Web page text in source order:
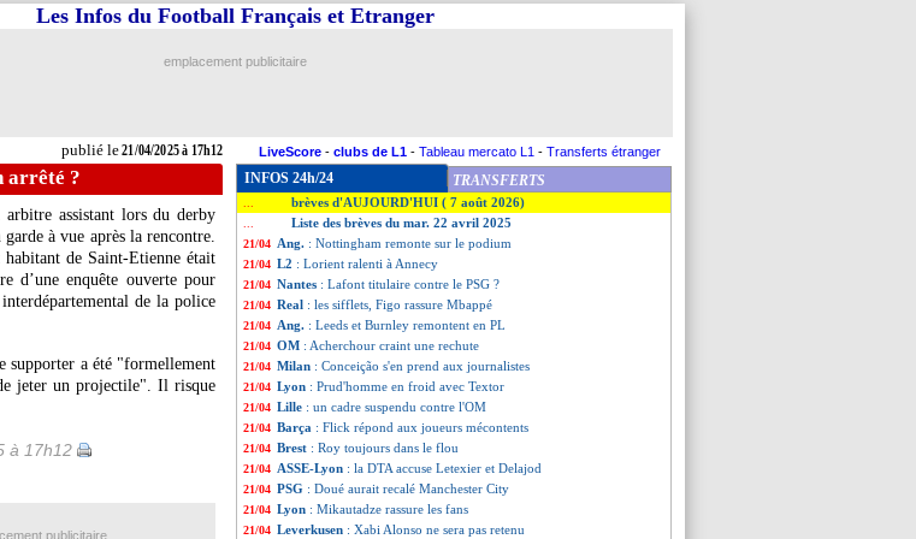
publié le21/04/2025 à 17h12
Les Infos du Football Français et Etranger
emplacement publicitaire
LiveScore - clubs de L1 - Tableau mercato L1 - Transferts étranger
arrêté ?
assistant lors du derby
à vue après la rencontre.
de Saint-Etienne était
d’une enquête ouverte pour
de la police
supporter a été "formellement
jeter un projectile". Il risque
à 17h12
INFOS 24h/24 TRANSFERTS
brèves d'AUJOURD'HUI ( 7 août 2026)
Liste des brèves du mar. 22 avril 2025
21/04 Ang. : Nottingham remonte sur le podium
21/04 L2 : Lorient ralenti à Annecy
21/04 Nantes : Lafont titulaire contre le PSG ?
21/04 Real : les sifflets, Figo rassure Mbappé
21/04 Ang. : Leeds et Burnley remontent en PL
21/04 OM : Acherchour craint une rechute
21/04 Milan : Conceição s'en prend aux journalistes
21/04 Lyon : Prud'homme en froid avec Textor
21/04 Lille : un cadre suspendu contre l'OM
21/04 Barça : Flick répond aux joueurs mécontents
21/04 Brest : Roy toujours dans le flou
21/04 ASSE-Lyon : la DTA accuse Letexier et Delajod
21/04 PSG : Doué aurait recalé Manchester City
21/04 Lyon : Mikautadze rassure les fans
21/04 Leverkusen : Xabi Alonso ne sera pas retenu
publicitaire